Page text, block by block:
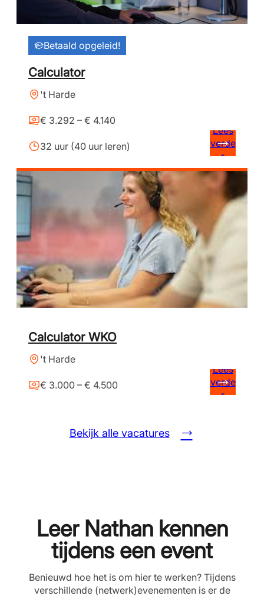
Betaald opgeleid!
Calculator
't Harde
€ 3.292 – € 4.140
32 uur (40 uur leren)
Lees
verde
r
Calculator WKO
't Harde
€ 3.000 – € 4.500
Lees
verde
r
Bekijk alle vacatures
Leer Nathan kennen
tijdens een event
Benieuwd hoe het is om hier te werken? Tijdens
verschillende (netwerk)evenementen is er de